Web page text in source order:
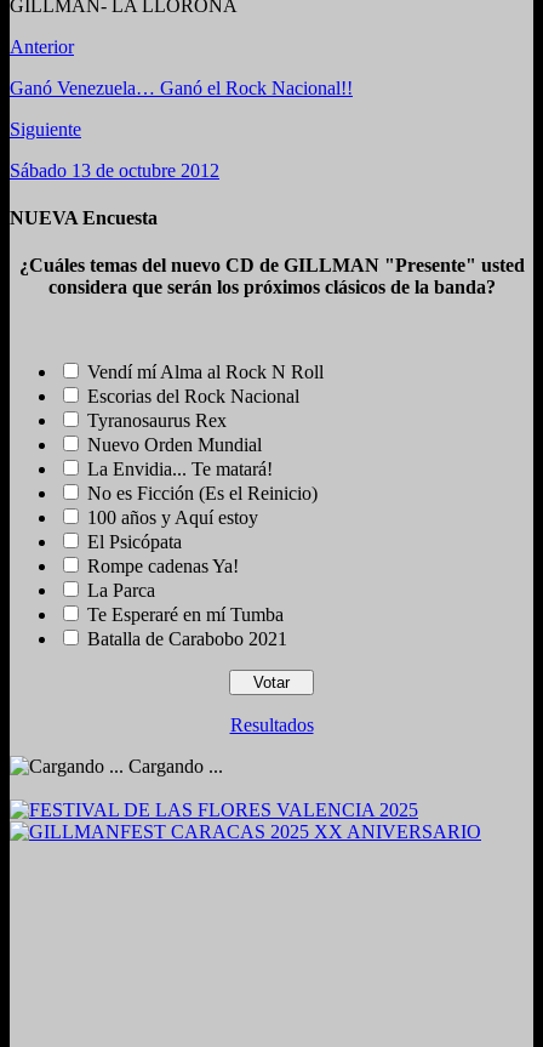
GILLMAN- LA LLORONA
Anterior
Ganó Venezuela… Ganó el Rock Nacional!!
Siguiente
Sábado 13 de octubre 2012
NUEVA Encuesta
¿Cuáles temas del nuevo CD de GILLMAN "Presente" usted
considera que serán los próximos clásicos de la banda?
Vendí mí Alma al Rock N Roll
Escorias del Rock Nacional
Tyranosaurus Rex
Nuevo Orden Mundial
La Envidia... Te matará!
No es Ficción (Es el Reinicio)
100 años y Aquí estoy
El Psicópata
Rompe cadenas Ya!
La Parca
Te Esperaré en mí Tumba
Batalla de Carabobo 2021
Resultados
Cargando ...